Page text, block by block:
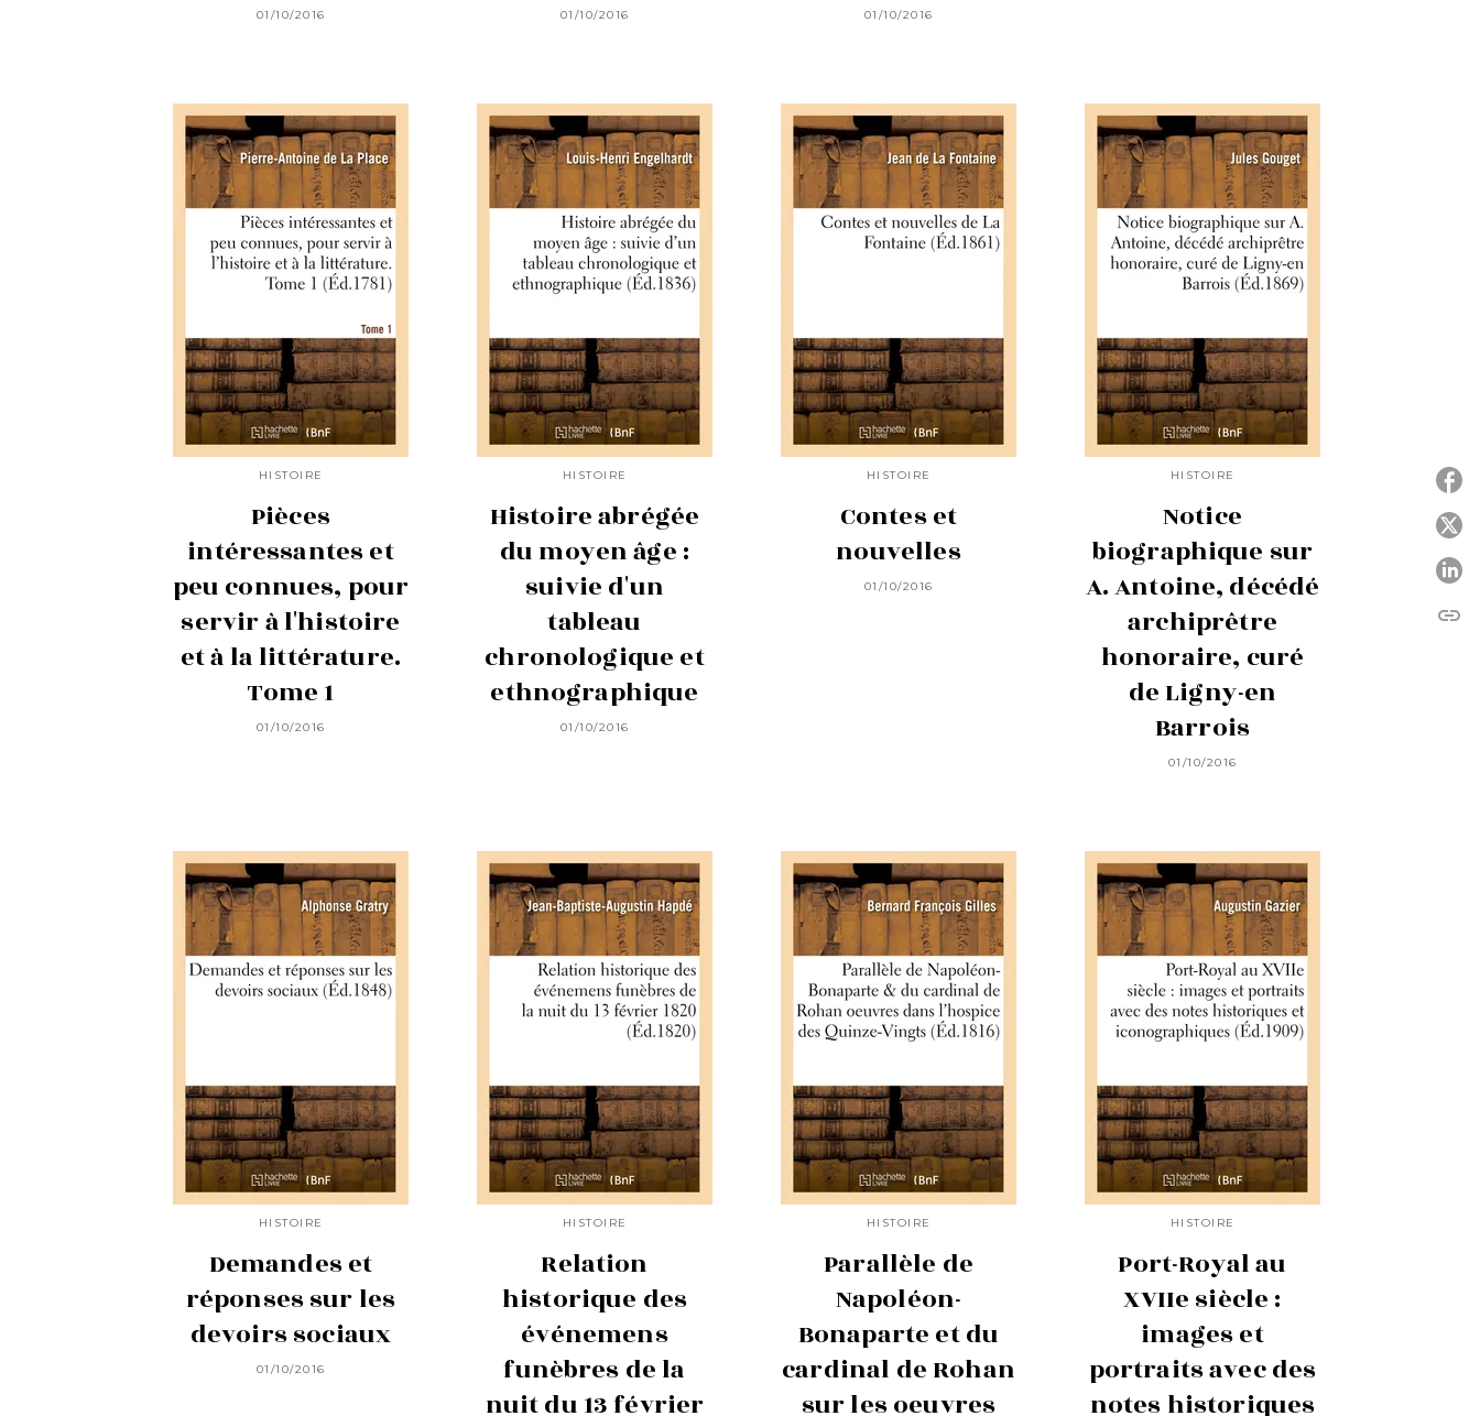
01/10/2016 01/10/2016 01/10/2016
HISTOIRE
Pièces
intéressantes et
peu connues, pour
servir à l'histoire
et à la littérature.
Tome 1
01/10/2016
HISTOIRE
Histoire abrégée
du moyen âge :
suivie d'un
tableau
chronologique et
ethnographique
01/10/2016
HISTOIRE
Contes et
nouvelles
01/10/2016
HISTOIRE
Notice
biographique sur
A. Antoine, décédé
archiprêtre
honoraire, curé
de Ligny-en
Barrois
01/10/2016
HISTOIRE
Demandes et
réponses sur les
devoirs sociaux
01/10/2016
HISTOIRE
Relation
historique des
événemens
funèbres de la
nuit du 13 février
HISTOIRE
Parallèle de
Napoléon-
Bonaparte et du
cardinal de Rohan
sur les oeuvres
HISTOIRE
Port-Royal au
XVIIe siècle :
images et
portraits avec des
notes historiques
link